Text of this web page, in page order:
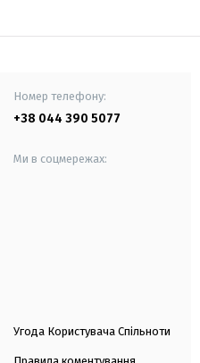
Номер телефону:
+38 044 390 5077
Ми в соцмережах:
Угода Користувача Спільноти
Правила коментування